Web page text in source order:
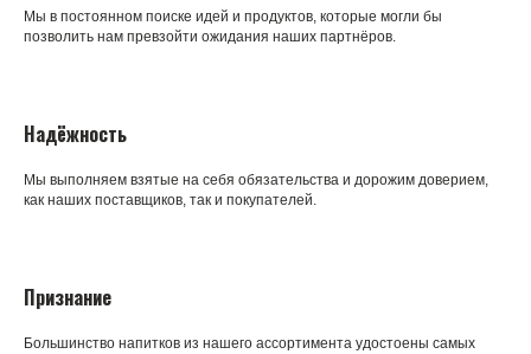
Мы в постоянном поиске идей и продуктов, которые могли бы
позволить нам превзойти ожидания наших партнёров.
Надёжность
Мы выполняем взятые на себя обязательства и дорожим доверием,
как наших поставщиков, так и покупателей.
Признание
Большинство напитков из нашего ассортимента удостоены самых